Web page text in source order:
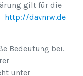
gilt für die
http://davnrw.de
Bedeutung bei.
unter